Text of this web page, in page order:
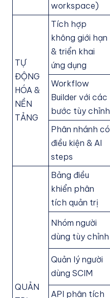
workspace)
TỰ
ĐỘNG
HÓA &
NỀN
TẢNG
Tích hợp
không giới hạn
& triển khai
ứng dụng
Workflow
Builder với các
bước tùy chỉnh
Phân nhánh có
điều kiện & AI
steps
QUẢN
Bảng điều
khiển phân
tích quản trị
Nhóm người
dùng tùy chỉnh
Quản lý người
dùng SCIM
API phân tích